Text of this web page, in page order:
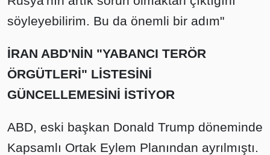
söyleyebilirim. Bu da önemli bir adım"
İRAN ABD'NİN "YABANCI TERÖR
ÖRGÜTLERİ" LİSTESİNİ
GÜNCELLEMESİNİ İSTİYOR
ABD, eski başkan Donald Trump döneminde
Kapsamlı Ortak Eylem Planından ayrılmıştı.